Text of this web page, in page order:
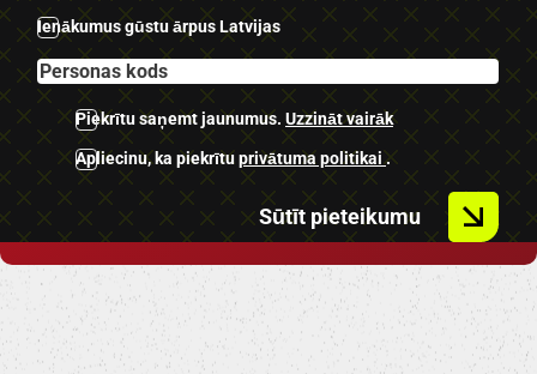
Ienākumus gūstu ārpus Latvijas
Piekrītu saņemt jaunumus. Uzzināt vairāk
Apliecinu, ka piekrītuprivātuma politikai .
Sūtīt pieteikumu